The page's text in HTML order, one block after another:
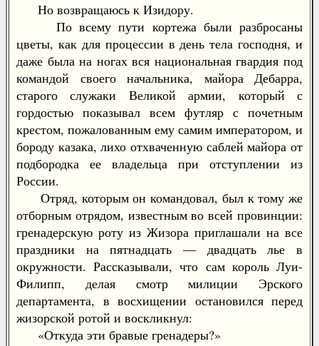
Но возвращаюсь к Изидору.
По всему пути кортежа были разбросаны
цветы, как для процессии в день тела господня, и
даже была на ногах вся национальная гвардия под
командой своего начальника, майора Дебарра,
старого служаки Великой армии, который с
гордостью показывал всем футляр с почетным
крестом, пожалованным ему самим императором, и
бороду казака, лихо отхваченную саблей майора от
подбородка ее владельца при отступлении из
России.
Отряд, которым он командовал, был к тому же
отборным отрядом, известным во всей провинции:
гренадерскую роту из Жизора приглашали на все
праздники на пятнадцать — двадцать лье в
окружности. Рассказывали, что сам король Луи-
Филипп, делая смотр милиции Эрского
департамента, в восхищении остановился перед
жизорской ротой и воскликнул:
«Откуда эти бравые гренадеры?»